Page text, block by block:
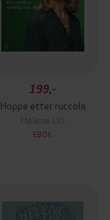
199,-
Hoppe etter ruccola
Helene Uri
EBOK